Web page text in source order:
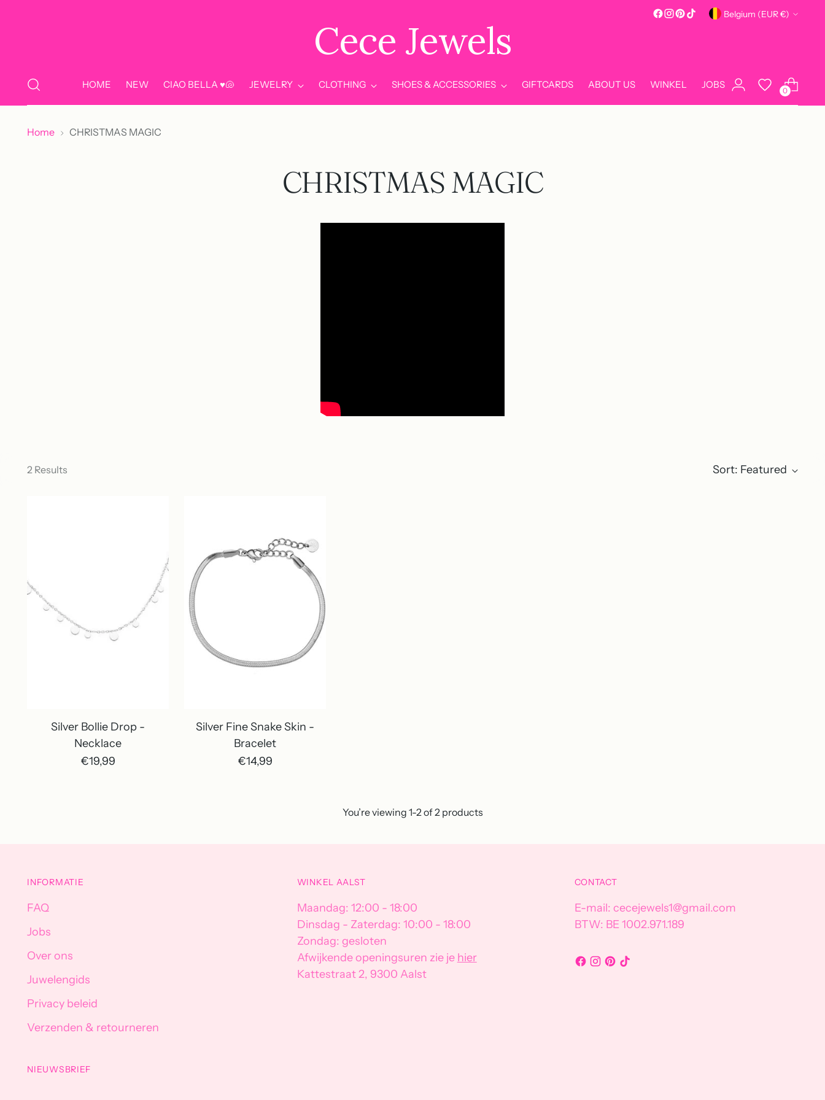
Currency Belgium (EUR €)
Cece Jewels
HOME NEW CIAO BELLA ♥️🐚 JEWELRY CLOTHING SHOES & ACCESSORIES GIFTCARDS ABOUT US WINKEL JOBS
0
Home CHRISTMAS MAGIC
CHRISTMAS MAGIC
2 Results Sort: Featured
Silver Bollie Drop -
Necklace
€19,99
Silver Fine Snake Skin -
Bracelet
€14,99
You’re viewing 1-2 of 2 products
INFORMATIE
FAQ
Jobs
Over ons
Juwelengids
Privacy beleid
Verzenden & retourneren
WINKEL AALST
Maandag: 12:00 - 18:00
Dinsdag - Zaterdag: 10:00 - 18:00
Zondag: gesloten
Afwijkende openingsuren zie je hier
Kattestraat 2, 9300 Aalst
CONTACT
E-mail: cecejewels1@gmail.com
BTW: BE 1002.971.189
NIEUWSBRIEF